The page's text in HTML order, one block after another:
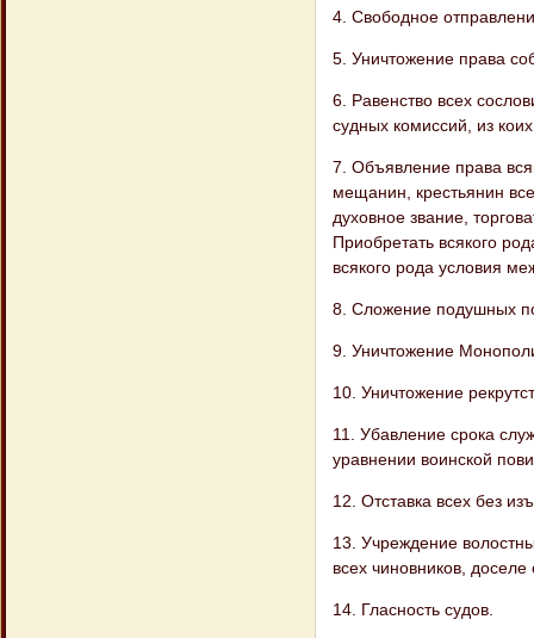
4. Свободное
5. Уничтожение права
6. Равенство всех
судных комиссий, из
7. Объявление права
мещанин, крестьянин
духовное звание,
Приобретать всякого
всякого рода условия
8. Сложение подушных
9. Уничтожение
10. Уничтожение
11. Убавление срока
уравнении воин​ской
12. Отставка всех без
13. Учреждение
всех чиновни​ков,
14. Гласность судов.